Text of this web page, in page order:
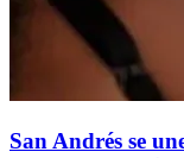
San Andrés se